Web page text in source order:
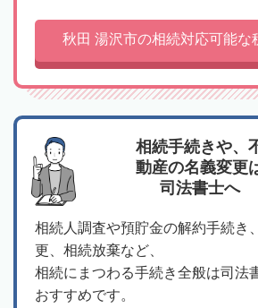
秋田 湯沢市の相続対応可能な
相続手続きや、
動産の名義変更
司法書士へ
相続人調査や預貯金の解約手続き
更、相続放棄など、
相続にまつわる手続き全般は司法
おすすめです。